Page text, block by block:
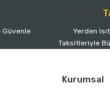
Güvenle
Yerden
Taksitleriyle
Kurumsal